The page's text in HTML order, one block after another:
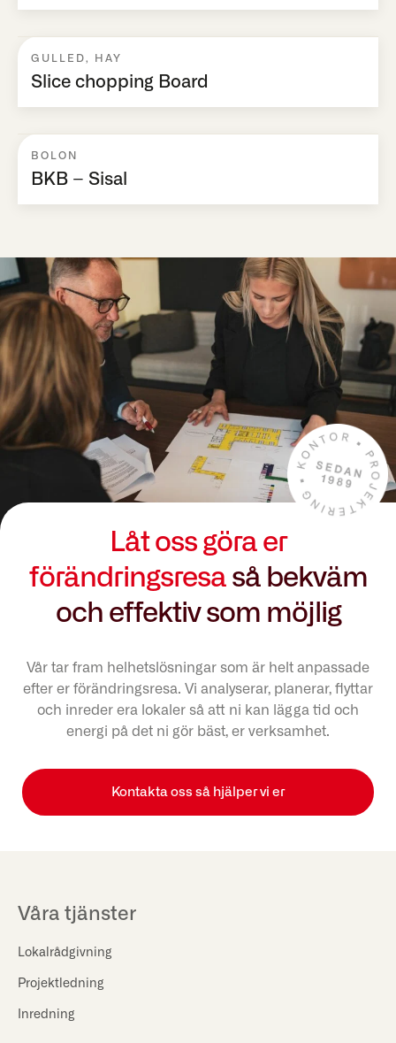
GULLED, HAY
Slice chopping Board
BOLON
BKB – Sisal
Låt oss göra er
förändringsresa så bekväm
och effektiv som möjlig
Vår tar fram helhetslösningar som är helt anpassade
efter er förändringsresa. Vi analyserar, planerar, flyttar
och inreder era lokaler så att ni kan lägga tid och
energi på det ni gör bäst, er verksamhet.
Kontakta oss så hjälper vi er
Våra tjänster
Lokalrådgivning
Projektledning
Inredning